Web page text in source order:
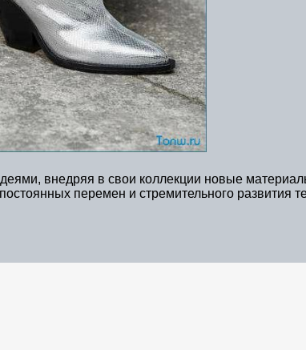
внедряя в свои коллекции новые
перемен и стремительного развития